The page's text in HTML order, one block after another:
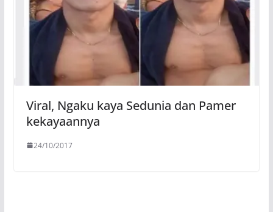
Viral, Ngaku kaya Sedunia dan Pamer
kekayaannya
24/10/2017